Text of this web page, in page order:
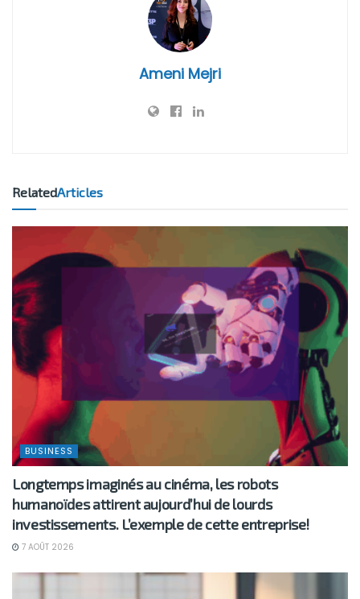
Ameni Mejri
RelatedArticles
BUSINESS
Longtemps imaginés au cinéma, les robots
humanoïdes attirent aujourd’hui de lourds
investissements. L’exemple de cette entreprise!
7 AOÛT 2026